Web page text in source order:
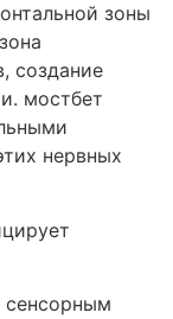
зоны
создание
мостбет
нервных
сенсорным